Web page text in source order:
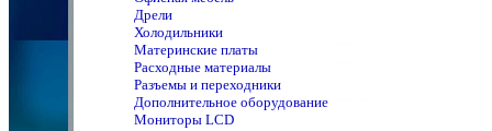
Дрели
Холодильники
Материнские платы
Расходные материалы
Разъемы и переходники
Дополнительное оборудование
Мониторы LCD